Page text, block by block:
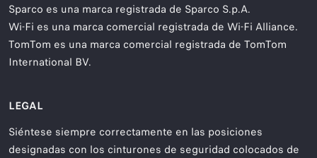
Sparco es una marca registrada de Sparco S.p.A.
Wi-Fi es una marca comercial registrada de Wi-Fi Alliance.
TomTom es una marca comercial registrada de TomTom
International BV.
LEGAL
Siéntese siempre correctamente en las posiciones
designadas con los cinturones de seguridad colocados de